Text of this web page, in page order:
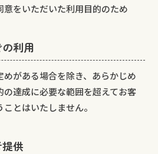
意をいただいた利用目的のため
利用
がある場合を除き、あらかじめ
達成に必要な範囲を超えてお客
とはいたしません。
供